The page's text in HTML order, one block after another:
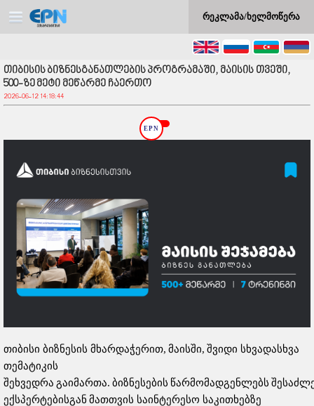
რეკლამა/ხელმოწერა
თიბისის ბიზნესგანათლების პროგრამაში, მაისის თვეში,
500-ზე მეტი მეწარმე ჩაერთო
2026-06-12 14:18:44
თიბისი ბიზნესის მხარდაჭერით, მაისში, შვიდი სხვადასხვა
თემატიკის
შეხვედრა გაიმართა. ბიზნესების წარმომადგენლებს
ექსპერტებისგან მათთვის საინტერესო საკითხებზე